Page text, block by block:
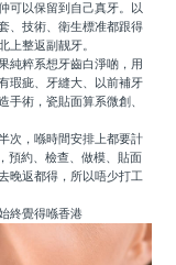
可以保留到自己真牙。以
、技術、衛生標准都跟得
上整返副靓牙。
粹系想牙齒白淨啲，用
瑕疵、牙縫大、以前補牙
手術，瓷貼面算系微創、
，喺時間安排上都要計
預約、檢查、做模、貼面
晚返都得，所以唔少打工
終覺得喺香港